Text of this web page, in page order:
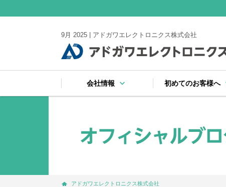
9月 2025 | アドガワエレクトロニクス株式会社
会社情報 keyboard_arrow_down 初めてのお客様へ
アドガワエレクトロニクス株式会社